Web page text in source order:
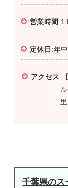
営業時間
定休日 :年
アクセス:
千葉県のス